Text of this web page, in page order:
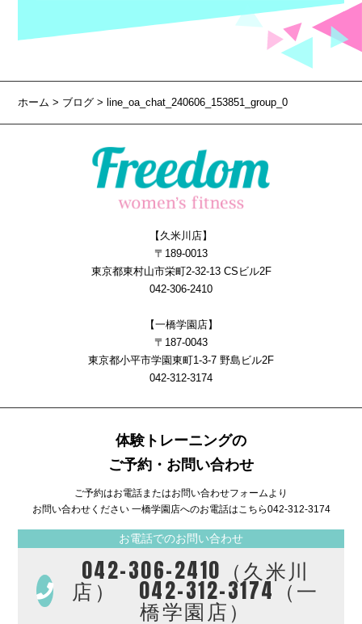
ホーム> ブログ > line_oa_chat_240606_153851_group_0
【久米川店】
〒189-0013
東京都東村山市栄町2-32-13 CSビル2F
042-306-2410
【一橋学園店】
〒187-0043
東京都小平市学園東町1-3-7 野島ビル2F
042-312-3174
体験トレーニングの
ご予約・お問い合わせ
ご予約はお電話またはお問い合わせフォームより
お問い合わせください 一橋学園店へのお電話はこちら042-312-3174
お電話でのお問い合わせ
042-306-2410（久米川
店） 042-312-3174（一
橋学園店）